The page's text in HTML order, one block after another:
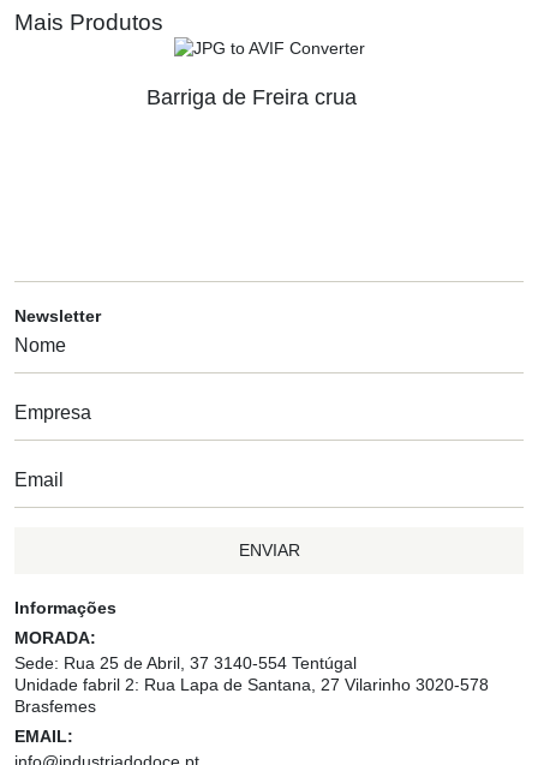
Mais Produtos
Barriga de Freira crua
Newsletter
ENVIAR
Informações
MORADA:
Sede: Rua 25 de Abril, 37 3140-554 Tentúgal
Unidade fabril 2: Rua Lapa de Santana, 27 Vilarinho 3020-578
Brasfemes
EMAIL: